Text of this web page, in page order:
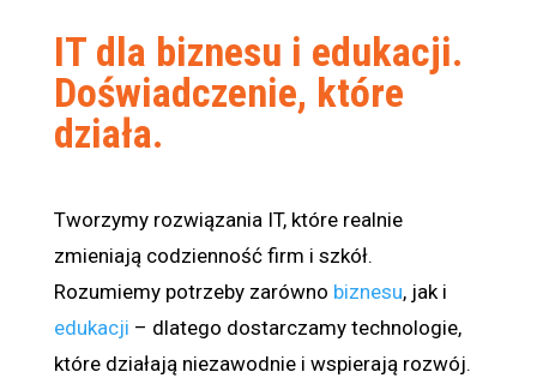
IT dla biznesu i edukacji.
Doświadczenie, które
działa.
Tworzymy rozwiązania IT, które realnie
zmieniają codzienność firm i szkół.
Rozumiemy potrzeby zarówno biznesu, jak i
edukacji – dlatego dostarczamy technologie,
które działają niezawodnie i wspierają rozwój.